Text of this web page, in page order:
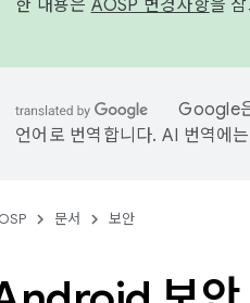
한 내용은 AOSP 변경사항을
Google
언어로 번역합니다. AI 번역에
문서 보안